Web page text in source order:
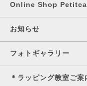
Online Shop
お知らせ
フォトギャラリー
＊ラッピング教室ご案